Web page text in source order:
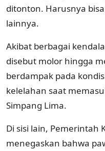
ditonton. Harusnya
lainnya.
Akibat berbagai
disebut molor hingga
berdampak pada
kelelahan saat
Simpang Lima.
Di sisi lain, Pemerintah
menegaskan bahwa